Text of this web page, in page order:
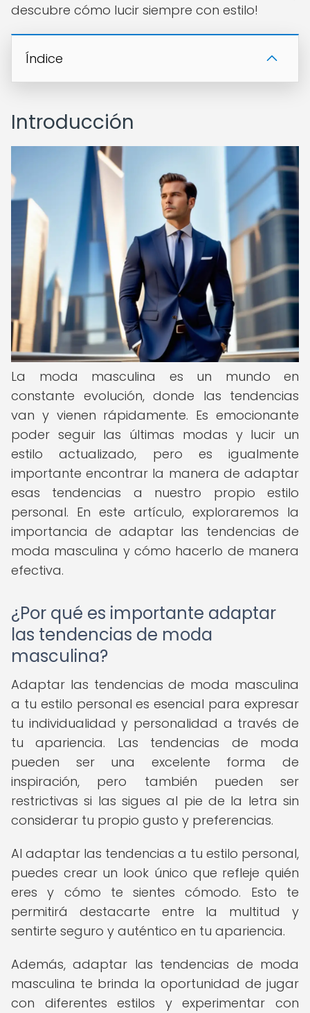
descubre cómo lucir siempre con estilo!
Índice
Introducción
La moda masculina es un mundo en
constante evolución, donde las tendencias
van y vienen rápidamente. Es emocionante
poder seguir las últimas modas y lucir un
estilo actualizado, pero es igualmente
importante encontrar la manera de adaptar
esas tendencias a nuestro propio estilo
personal. En este artículo, exploraremos la
importancia de adaptar las tendencias de
moda masculina y cómo hacerlo de manera
efectiva.
¿Por qué es importante adaptar
las tendencias de moda
masculina?
Adaptar las tendencias de moda masculina
a tu estilo personal es esencial para expresar
tu individualidad y personalidad a través de
tu apariencia. Las tendencias de moda
pueden ser una excelente forma de
inspiración, pero también pueden ser
restrictivas si las sigues al pie de la letra sin
considerar tu propio gusto y preferencias.
Al adaptar las tendencias a tu estilo personal,
puedes crear un look único que refleje quién
eres y cómo te sientes cómodo. Esto te
permitirá destacarte entre la multitud y
sentirte seguro y auténtico en tu apariencia.
Además, adaptar las tendencias de moda
masculina te brinda la oportunidad de jugar
con diferentes estilos y experimentar con